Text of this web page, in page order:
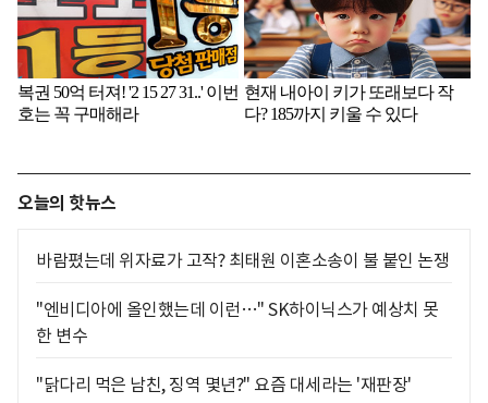
오늘의 핫뉴스
바람폈는데 위자료가 고작? 최태원 이혼소송이 불 붙인 논쟁
"엔비디아에 올인했는데 이런…" SK하이닉스가 예상치 못
한 변수
"닭다리 먹은 남친, 징역 몇년?" 요즘 대세라는 '재판장'